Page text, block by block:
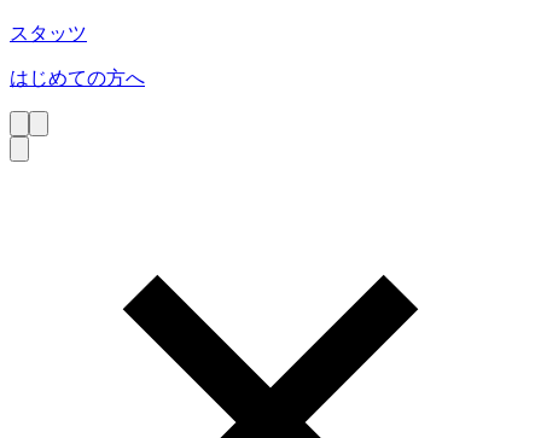
スタッツ
はじめての方へ